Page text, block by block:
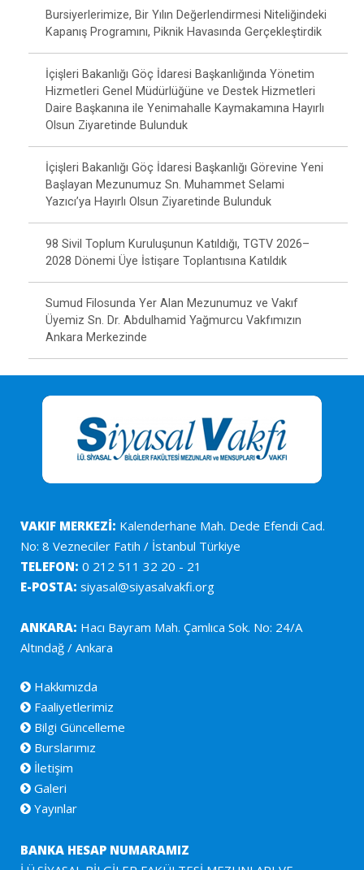
Bursiyerlerimize, Bir Yılın Değerlendirmesi Niteliğindeki
Kapanış Programını, Piknik Havasında Gerçekleştirdik
İçişleri Bakanlığı Göç İdaresi Başkanlığında Yönetim
Hizmetleri Genel Müdürlüğüne ve Destek Hizmetleri
Daire Başkanına ile Yenimahalle Kaymakamına Hayırlı
Olsun Ziyaretinde Bulunduk
İçişleri Bakanlığı Göç İdaresi Başkanlığı Görevine Yeni
Başlayan Mezunumuz Sn. Muhammet Selami
Yazıcı’ya Hayırlı Olsun Ziyaretinde Bulunduk
98 Sivil Toplum Kuruluşunun Katıldığı, TGTV 2026–
2028 Dönemi Üye İstişare Toplantısına Katıldık
Sumud Filosunda Yer Alan Mezunumuz ve Vakıf
Üyemiz Sn. Dr. Abdulhamid Yağmurcu Vakfımızın
Ankara Merkezinde
VAKIF MERKEZİ: Kalenderhane Mah. Dede Efendi Cad.
No: 8 Vezneciler Fatih / İstanbul Türkiye
TELEFON: 0 212 511 32 20 - 21
E-POSTA: siyasal@siyasalvakfi.org
ANKARA: Hacı Bayram Mah. Çamlıca Sok. No: 24/A
Altındağ / Ankara
Hakkımızda
Faaliyetlerimiz
Bilgi Güncelleme
Burslarımız
İletişim
Galeri
Yayınlar
BANKA HESAP NUMARAMIZ